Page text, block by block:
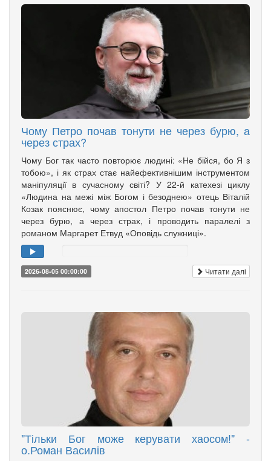
Чому Петро почав тонути не через бурю, а
через страх?
Чому Бог так часто повторює людині: «Не бійся, бо Я з
тобою», і як страх стає найефективнішим інструментом
маніпуляції в сучасному світі? У 22-й катехезі циклу
«Людина на межі між Богом і безоднею» отець Віталій
Козак пояснює, чому апостол Петро почав тонути не
через бурю, а через страх, і проводить паралелі з
романом Маргарет Етвуд «Оповідь служниці».
2026-08-05 00:00:00 Читати далі
"Тільки Бог може керувати хаосом!" -
о.Роман Василів